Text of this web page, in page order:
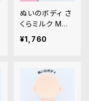
ぬいのボディ さ
くらミルク Mサ
イズ 身長約17c
m（縫製済みぬ
¥1,760